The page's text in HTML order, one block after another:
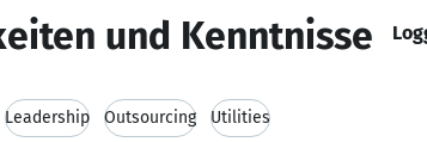
und Kenntnisse
Leadership Outsourcing Utilities